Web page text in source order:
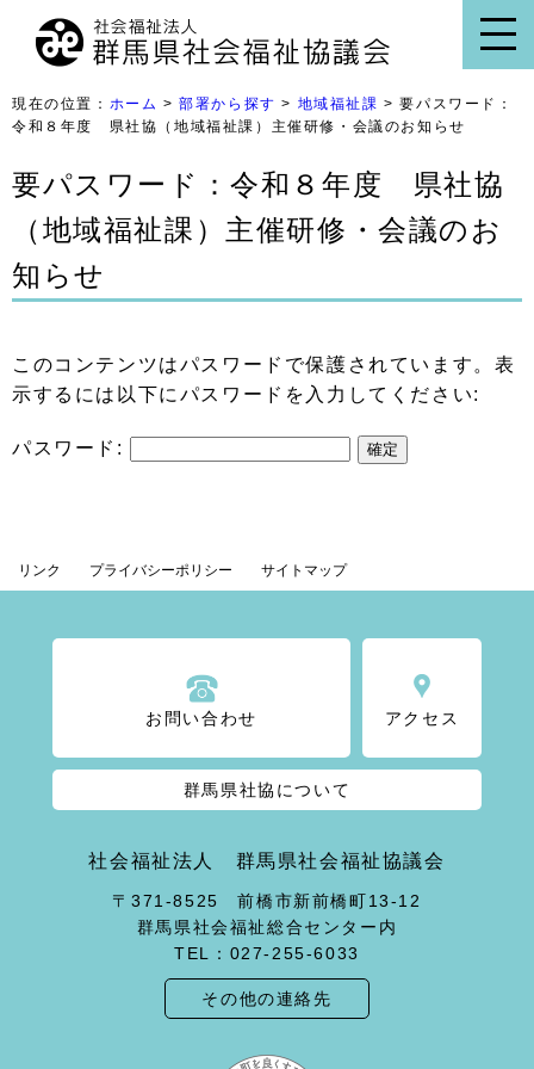
現在の位置： ホーム >部署から探す > 地域福祉課 > 要パスワード：
令和８年度 県社協（地域福祉課）主催研修・会議のお知らせ
要パスワード：令和８年度 県社協
（地域福祉課）主催研修・会議のお
知らせ
このコンテンツはパスワードで保護されています。表
示するには以下にパスワードを入力してください:
パスワード:
リンク プライバシーポリシー サイトマップ
お問い合わせ アクセス
群馬県社協について
社会福祉法人 群馬県社会福祉協議会
〒371-8525 前橋市新前橋町13-12
群馬県社会福祉総合センター内
TEL：027-255-6033
その他の連絡先